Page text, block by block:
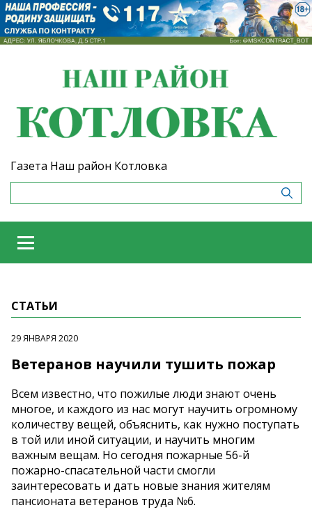
Газета Наш район Котловка
СТАТЬИ
29 ЯНВАРЯ 2020
Ветеранов научили тушить пожар
Всем известно, что пожилые люди знают очень
многое, и каждого из нас могут научить огромному
количеству вещей, объяснить, как нужно поступать
в той или иной ситуации, и научить многим
важным вещам. Но сегодня пожарные 56-й
пожарно-спасательной части смогли
заинтересовать и дать новые знания жителям
пансионата ветеранов труда №6.